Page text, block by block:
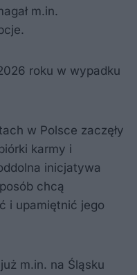
m.in.
roku w wypadku
w Polsce zaczęły
karmy i
inicjatywa
chcą
i upamiętnić jego
m.in. na Śląsku